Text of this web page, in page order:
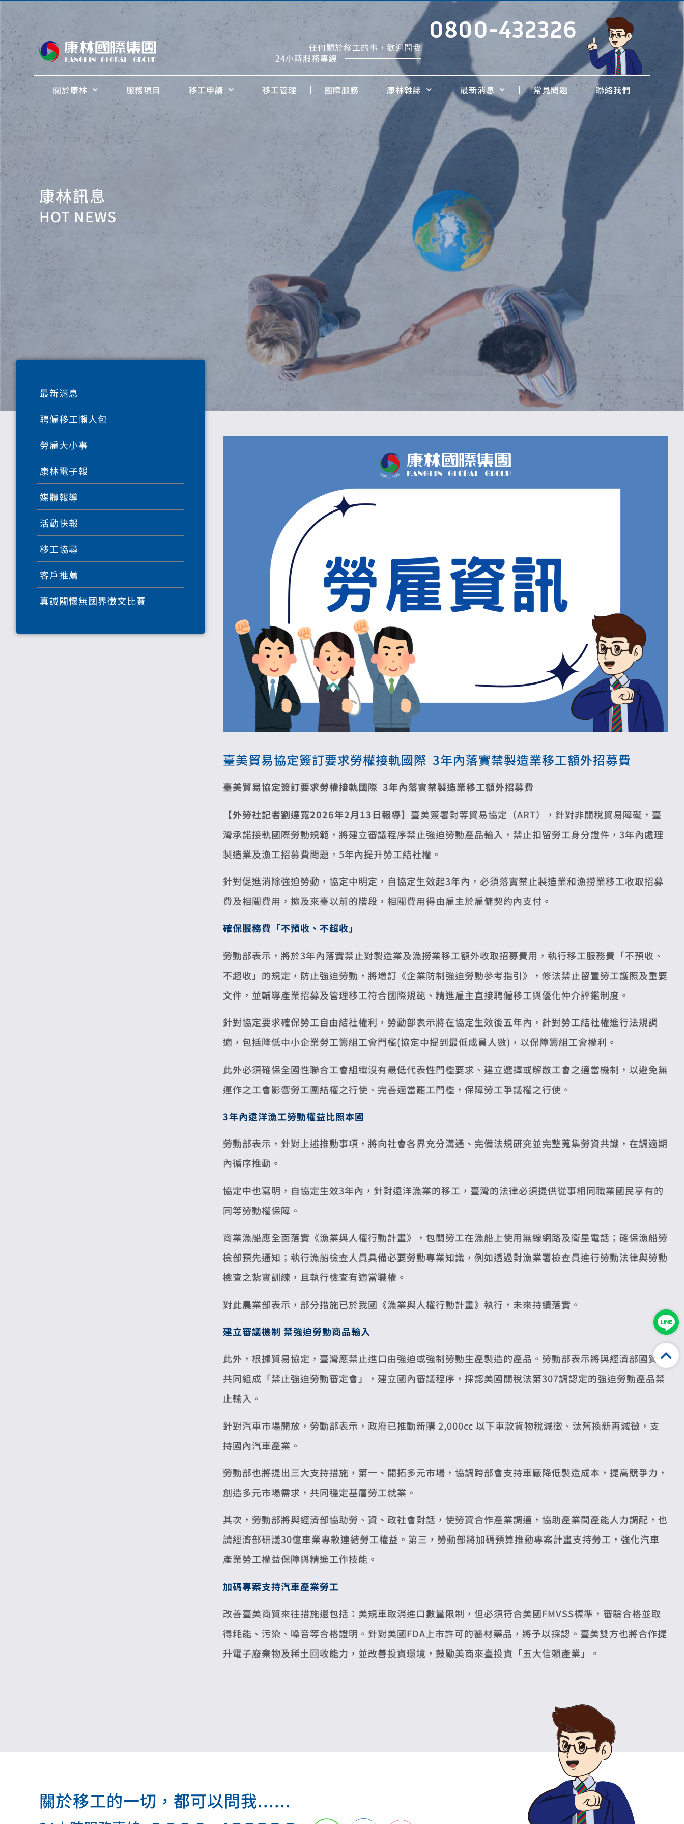
任何關於移工的事，歡迎問我
24小時服務專線
0800-432326
關於康林 服務項目 移工申請 移工管理 國際服務 康林雜誌 最新消息 常見問題 聯絡我們
康林訊息
HOT NEWS
最新消息
聘僱移工懶人包
勞雇大小事
康林電子報
媒體報導
活動快報
移工協尋
客戶推薦
真誠關懷無國界徵文比賽
臺美貿易協定簽訂要求勞權接軌國際 3年內落實禁製造業移工額外招募費
臺美貿易協定簽訂要求勞權接軌國際 3年內落實禁製造業移工額外招募費
【外勞社記者劉達寬2026年2月13日報導】 臺美簽署對等貿易協定（ART），針對非關稅貿易障礙，臺
灣承諾接軌國際勞動規範，將建立審議程序禁止強迫勞動產品輸入，禁止扣留勞工身分證件，3年內處理
製造業及漁工招募費問題，5年內提升勞工結社權。
針對促進消除強迫勞動，協定中明定，自協定生效起3年內，必須落實禁止製造業和漁撈業移工收取招募
費及相關費用，擴及來臺以前的階段，相關費用得由雇主於雇傭契約內支付。
確保服務費「不預收、不超收」
勞動部表示，將於3年內落實禁止對製造業及漁撈業移工額外收取招募費用，執行移工服務費「不預收、
不超收」的規定，防止強迫勞動，將增訂《企業防制強迫勞動參考指引》，修法禁止留置勞工護照及重要
文件，並輔導產業招募及管理移工符合國際規範、精進雇主直接聘僱移工與優化仲介評鑑制度。
針對協定要求確保勞工自由結社權利，勞動部表示將在協定生效後五年內，針對勞工結社權進行法規調
適，包括降低中小企業勞工籌組工會門檻(協定中提到最低成員人數)，以保障籌組工會權利。
此外必須確保全國性聯合工會組織沒有最低代表性門檻要求、建立選擇或解散工會之適當機制，以避免無
運作之工會影響勞工團結權之行使、完善適當罷工門檻，保障勞工爭議權之行使。
3年內遠洋漁工勞動權益比照本國
勞動部表示，針對上述推動事項，將向社會各界充分溝通、完備法規研究並完整蒐集勞資共識，在調適期
內循序推動。
協定中也寫明，自協定生效3年內，針對遠洋漁業的移工，臺灣的法律必須提供從事相同職業國民享有的
同等勞動權保障。
商業漁船應全面落實《漁業與人權行動計畫》，包關勞工在漁船上使用無線網路及衛星電話；確保漁船勞
檢部預先通知；執行漁船檢查人員具備必要勞動專業知識，例如透過對漁業署檢查員進行勞動法律與勞動
檢查之紮實訓練，且執行檢查有適當職權。
對此農業部表示，部分措施已於我國《漁業與人權行動計畫》執行，未來持續落實。
建立審議機制 禁強迫勞動商品輸入
此外，根據貿易協定，臺灣應禁止進口由強迫或強制勞動生產製造的產品。勞動部表示將與經濟部國貿署
共同組成「禁止強迫勞動審定會」，建立國內審議程序，採認美國關稅法第307調認定的強迫勞動產品禁
止輸入。
針對汽車市場開放，勞動部表示，政府已推動新購 2,000cc 以下車款貨物稅減徵、汰舊換新再減徵，支
持國內汽車產業。
勞動部也將提出三大支持措施，第一、開拓多元市場，協調跨部會支持車廠降低製造成本，提高競爭力，
創造多元市場需求，共同穩定基層勞工就業。
其次，勞動部將與經濟部協助勞、資、政社會對話，使勞資合作產業調適，協助產業間產能人力調配，也
請經濟部研議30億車業專款連結勞工權益。第三，勞動部將加碼預算推動專案計畫支持勞工，強化汽車
產業勞工權益保障與精進工作技能。
加碼專案支持汽車產業勞工
改善臺美商貿來往措施還包括：美規車取消進口數量限制，但必須符合美國FMVSS標準，審驗合格並取
得耗能、污染、噪音等合格證明。針對美國FDA上市許可的醫材藥品，將予以採認。臺美雙方也將合作提
升電子廢棄物及稀土回收能力，並改善投資環境，鼓勵美商來臺投資「五大信賴產業」。
關於移工的一切，都可以問我......